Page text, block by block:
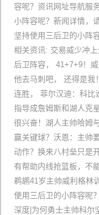
容呢？资讯网址导航服
小阵容呢？新闻详情，
坚持使用三后卫的小阵
相关资讯: 交易威少冲
后卫阵容， 41+7+9！
他去马刺吧， 还得是我
连胜， 菲尔汉迪：科比
指导成詹姆斯和湖人克
很兴奋！湖人主帅哈姆
赢关键球？沃恩：主帅
动作？换来八村垒只是
有帮助内线抢篮板，不
鹈鹕41岁主帅威利格林
使用三后卫的小阵容呢
深度|为何勇士主帅科尔